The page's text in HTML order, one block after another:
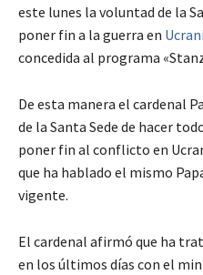
este lunes la voluntad de la
poner fin a la guerra en
concedida al programa
De esta manera el cardenal
de la Santa Sede de hacer
poner fin al conflicto en
que ha hablado el mismo
vigente.
El cardenal afirmó que ha
en los últimos días con el